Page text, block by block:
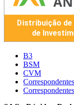
B3
BSM
CVM